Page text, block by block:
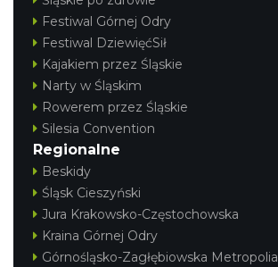
Festiwal Górnej Odry
Festiwal DziewięćSił
Kajakiem przez Śląskie
Narty w Śląskim
Rowerem przez Śląskie
Silesia Convention
Regionalne
Beskidy
Śląsk Cieszyński
Jura Krakowsko-Częstochowska
Kraina Górnej Odry
Górnośląsko-Zagłębiowska Metropolia